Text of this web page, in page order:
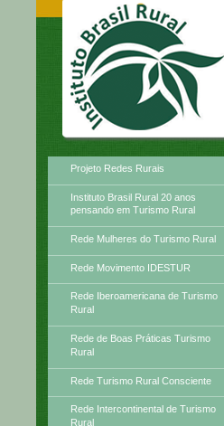
Principais Atividades
Projeto Redes Rurais
Instituto Brasil Rural 20 anos
pensando em Turismo Rural
Rede Mulheres do Turismo Rural
Rede Movimento IDESTUR
Rede Iberoamericana de Turismo
Rural
Rede de Boas Práticas Turismo
Rural
Rede Turismo Rural Consciente
Rede Intercontinental de Turismo
Rural